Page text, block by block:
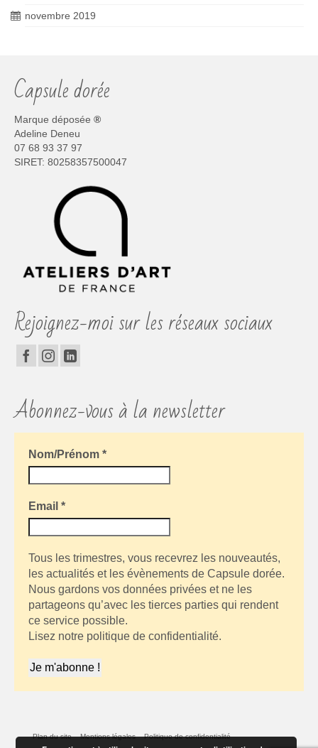
novembre 2019
Capsule dorée
Marque déposée ®
Adeline Deneu
07 68 93 37 97
SIRET: 80258357500047
Rejoignez-moi sur les réseaux sociaux
Abonnez-vous à la newsletter
Nom/Prénom *
Email *
Tous les trimestres, vous recevrez les nouveautés,
les actualités et les évènements de Capsule dorée.
Nous gardons vos données privées et ne les
partageons qu’avec les tierces parties qui rendent
ce service possible.
Lisez notre politique de confidentialité.
Plan du site Mentions légales Politique de confidentialité